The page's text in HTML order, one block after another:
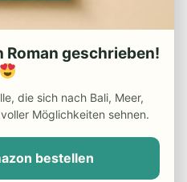
Roman geschrieben!
die sich nach Bali, Meer,
Möglichkeiten sehnen.
bestellen